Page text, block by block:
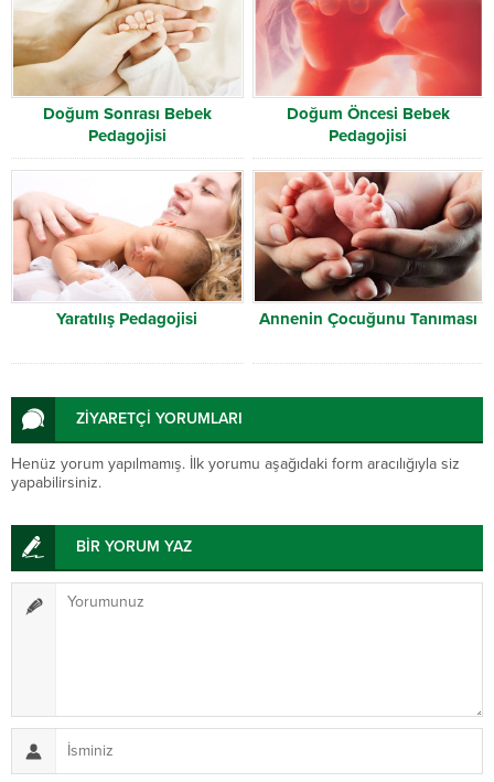
Doğum Sonrası Bebek
Pedagojisi
Doğum Öncesi Bebek
Pedagojisi
Yaratılış Pedagojisi Annenin Çocuğunu Tanıması
ZİYARETÇİ YORUMLARI
Henüz yorum yapılmamış. İlk yorumu aşağıdaki form aracılığıyla siz
yapabilirsiniz.
BİR YORUM YAZ